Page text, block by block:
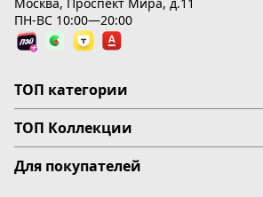
ПН-ВС 10:00—20:00
ТОП категории
ТОП Коллекции
Для покупателей